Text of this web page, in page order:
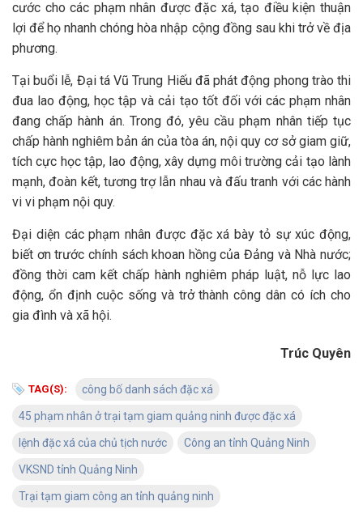
cước cho các phạm nhân được đặc xá, tạo điều kiện thuận
lợi để họ nhanh chóng hòa nhập cộng đồng sau khi trở về địa
phương.
Tại buổi lễ, Đại tá Vũ Trung Hiếu đã phát động phong trào thi
đua lao động, học tập và cải tạo tốt đối với các phạm nhân
đang chấp hành án. Trong đó, yêu cầu phạm nhân tiếp tục
chấp hành nghiêm bản án của tòa án, nội quy cơ sở giam giữ,
tích cực học tập, lao động, xây dựng môi trường cải tạo lành
mạnh, đoàn kết, tương trợ lẫn nhau và đấu tranh với các hành
vi vi phạm nội quy.
Đại diện các phạm nhân được đặc xá bày tỏ sự xúc động,
biết ơn trước chính sách khoan hồng của Đảng và Nhà nước;
đồng thời cam kết chấp hành nghiêm pháp luật, nỗ lực lao
động, ổn định cuộc sống và trở thành công dân có ích cho
gia đình và xã hội.
Trúc Quyên
TAG(S): công bố danh sách đặc xá
45 phạm nhân ở trại tạm giam quảng ninh được đặc xá
lệnh đặc xá của chủ tịch nước Công an tỉnh Quảng Ninh
VKSND tỉnh Quảng Ninh
Trại tạm giam công an tỉnh quảng ninh